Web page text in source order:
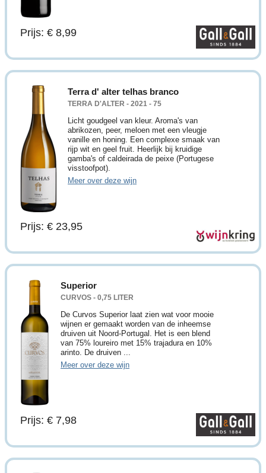
Prijs: € 8,99
Terra d' alter telhas branco
TERRA D'ALTER - 2021 - 75
Licht goudgeel van kleur. Aroma's van
abrikozen, peer, meloen met een vleugje
vanille en honing. Een complexe smaak van
rijp wit en geel fruit. Heerlijk bij kruidige
gamba's of caldeirada de peixe (Portugese
visstoofpot).
Meer over deze wijn
Prijs: € 23,95
Superior
CURVOS - 0,75 LITER
De Curvos Superior laat zien wat voor mooie
wijnen er gemaakt worden van de inheemse
druiven uit Noord-Portugal. Het is een blend
van 75% loureiro met 15% trajadura en 10%
arinto. De druiven ...
Meer over deze wijn
Prijs: € 7,98